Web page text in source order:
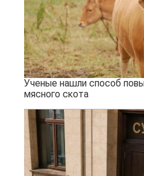
Ученые нашли способ
мясного скота